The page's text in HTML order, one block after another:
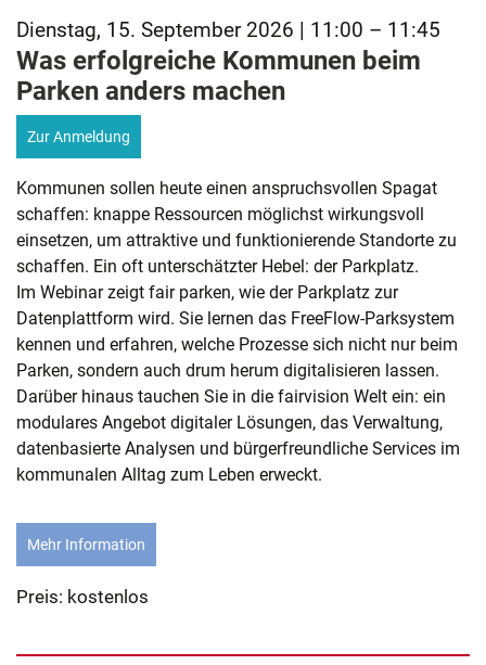
Dienstag, 15. September 2026 | 11:00 – 11:45
Was erfolgreiche Kommunen beim
Parken anders machen
Zur Anmeldung
Kommunen sollen heute einen anspruchsvollen Spagat
schaffen: knappe Ressourcen möglichst wirkungsvoll
einsetzen, um attraktive und funktionierende Standorte zu
schaffen. Ein oft unterschätzter Hebel: der Parkplatz.
Im Webinar zeigt fair parken, wie der Parkplatz zur
Datenplattform wird. Sie lernen das FreeFlow-Parksystem
kennen und erfahren, welche Prozesse sich nicht nur beim
Parken, sondern auch drum herum digitalisieren lassen.
Darüber hinaus tauchen Sie in die fairvision Welt ein: ein
modulares Angebot digitaler Lösungen, das Verwaltung,
datenbasierte Analysen und bürgerfreundliche Services im
kommunalen Alltag zum Leben erweckt.
Mehr Information
Preis: kostenlos